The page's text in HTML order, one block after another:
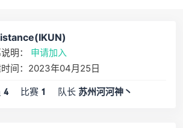
明： 申请加入
间：2023年04月25日
4 比赛 1 队长 苏州河河神丶